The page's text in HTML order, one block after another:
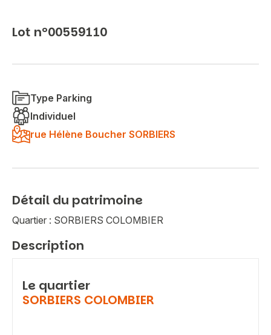
Lot n°00559110
Type Parking
Individuel
rue Hélène Boucher SORBIERS
Détail du patrimoine
Quartier : SORBIERS COLOMBIER
Description
Le quartier
SORBIERS COLOMBIER